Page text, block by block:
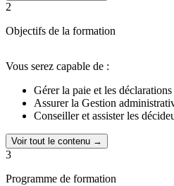
2
Objectifs de la formation
Vous serez capable de :
Gérer la paie et les déclarations
Assurer la Gestion
Conseiller et assister les
Voir tout le contenu →
3
Programme de formation